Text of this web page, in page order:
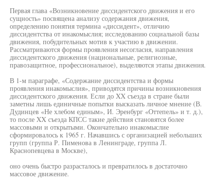
Первая глава «Возникновение диссидентского движения и его
сущность» посвящена анализу содержания движения,
определению понятия термина «диссидент», отличию
диссидентства от инакомыслия; исследованию социальной базы
движения, побудительных мотив к участию в движении.
Рассматриваются формы проявления несогласия, направления
диссидентского движения (национальные, религиозные,
правозащитное, профессиональное), выделяются этапы движения.
В 1-м параграфе, «Содержание диссидентства и формы
проявления инакомыслия», приводятся причины возникновения
диссидентского движения. Если до XX съезда в стране были
заметны лишь единичные попытки высказать личное мнение (В.
Дудинцев «Не хлебом единым», И. Эренбург «Оттепель» и т. д.),
то после XX съезда КПСС такие действия становятся более
массовыми и открытыми. Окончательно инакомыслие
сформировалось к 1965 г. Начавшись с организацией небольших
групп (группа Р. Пименова в Ленинграде, группа Л.
Краснопевцева в Москве),
оно очень быстро разрасталось и превратилось в достаточно
массовое движение.